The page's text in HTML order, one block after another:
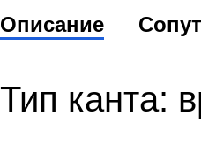
Описание
Тип канта: